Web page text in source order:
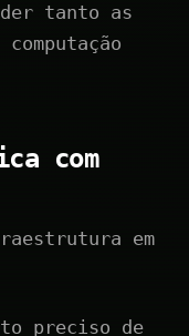
tanto as
com
em
preciso de